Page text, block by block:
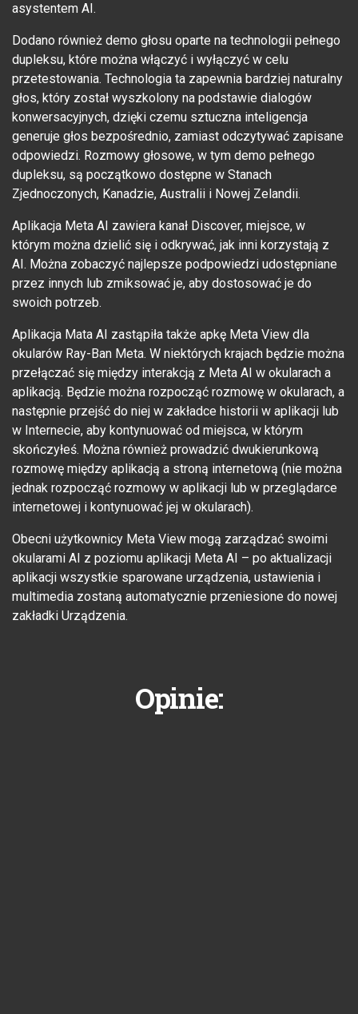
asystentem AI.
Dodano również demo głosu oparte na technologii pełnego
dupleksu, które można włączyć i wyłączyć w celu
przetestowania. Technologia ta zapewnia bardziej naturalny
głos, który został wyszkolony na podstawie dialogów
konwersacyjnych, dzięki czemu sztuczna inteligencja
generuje głos bezpośrednio, zamiast odczytywać zapisane
odpowiedzi. Rozmowy głosowe, w tym demo pełnego
dupleksu, są początkowo dostępne w Stanach
Zjednoczonych, Kanadzie, Australii i Nowej Zelandii.
Aplikacja Meta AI zawiera kanał Discover, miejsce, w
którym można dzielić się i odkrywać, jak inni korzystają z
AI. Można zobaczyć najlepsze podpowiedzi udostępniane
przez innych lub zmiksować je, aby dostosować je do
swoich potrzeb.
Aplikacja Mata AI zastąpiła także apkę Meta View dla
okularów Ray-Ban Meta. W niektórych krajach będzie można
przełączać się między interakcją z Meta AI w okularach a
aplikacją. Będzie można rozpocząć rozmowę w okularach, a
następnie przejść do niej w zakładce historii w aplikacji lub
w Internecie, aby kontynuować od miejsca, w którym
skończyłeś. Można również prowadzić dwukierunkową
rozmowę między aplikacją a stroną internetową (nie można
jednak rozpocząć rozmowy w aplikacji lub w przeglądarce
internetowej i kontynuować jej w okularach).
Obecni użytkownicy Meta View mogą zarządzać swoimi
okularami AI z poziomu aplikacji Meta AI – po aktualizacji
aplikacji wszystkie sparowane urządzenia, ustawienia i
multimedia zostaną automatycznie przeniesione do nowej
zakładki Urządzenia.
Opinie: